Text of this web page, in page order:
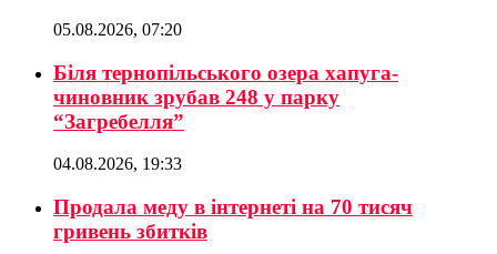
05.08.2026, 07:20
Біля тернопільського озера хапуга-
чиновник зрубав 248 у парку
“Загребелля”
04.08.2026, 19:33
Продала меду в інтернеті на 70 тисяч
гривень збитків